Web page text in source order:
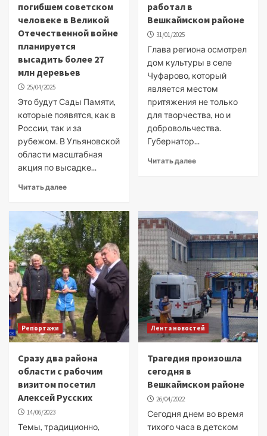
погибшем советском
человеке в Великой
Отечественной войне
планируется
высадить более 27
млн деревьев
25/04/2025
Это будут Сады Памяти,
которые появятся, как в
России, так и за
рубежом. В Ульяновской
области масштабная
акция по высадке...
Читать далее
работал в
Вешкаймском районе
31/01/2025
Глава региона осмотрел
дом культуры в селе
Чуфарово, который
является местом
притяжения не только
для творчества, но и
добровольчества.
Губернатор...
Читать далее
Репортажи
Сразу два района
области с рабочим
визитом посетил
Алексей Русских
14/06/2023
Темы, традиционно,
Лента новостей
Трагедия произошла
сегодня в
Вешкаймском районе
26/04/2022
Сегодня днем во время
тихого часа в детском